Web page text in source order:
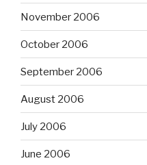
November 2006
October 2006
September 2006
August 2006
July 2006
June 2006